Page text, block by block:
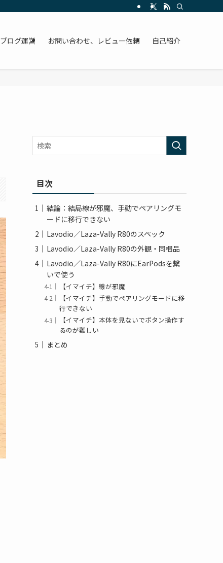
ブログ運営 お問い合わせ、レビュー依頼 自己紹介
目次
結論：結局線が邪魔、手動でペアリングモ
ードに移行できない
Lavodio／Laza-Vally R80のスペック
Lavodio／Laza-Vally R80の外観・同梱品
Lavodio／Laza-Vally R80にEarPodsを繋
いで使う
【イマイチ】線が邪魔
【イマイチ】手動でペアリングモードに移
行できない
【イマイチ】本体を見ないでボタン操作す
るのが難しい
まとめ